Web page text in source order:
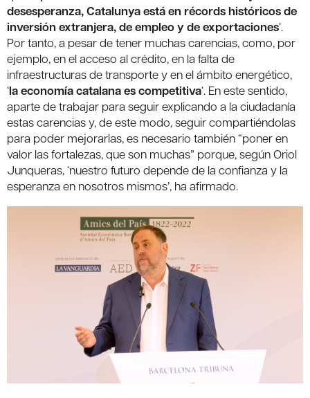
desesperanza, Catalunya está en récords históricos de
inversión extranjera, de empleo y de exportaciones‘.
Por tanto, a pesar de tener muchas carencias, como, por
ejemplo, en el acceso al crédito, en la falta de
infraestructuras de transporte y en el ámbito energético,
‘la economía catalana es competitiva‘. En este sentido,
aparte de trabajar para seguir explicando a la ciudadanía
estas carencias y, de este modo, seguir compartiéndolas
para poder mejorarlas, es necesario también “poner en
valor las fortalezas, que son muchas” porque, según Oriol
Junqueras, ‘nuestro futuro depende de la confianza y la
esperanza en nosotros mismos’, ha afirmado.